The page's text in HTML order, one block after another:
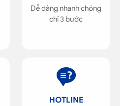
Dễ dàng nhanh chóng
chỉ 3 bước
HOTLINE